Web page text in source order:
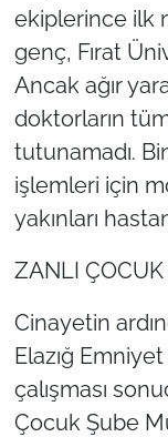
ekiplerince ilk
genç, Fırat
Ancak ağır
doktorların
tutunamadı.
işlemleri için
yakınları
ZANLI ÇOCUK
Cinayetin
Elazığ
çalışması
Çocuk Şube